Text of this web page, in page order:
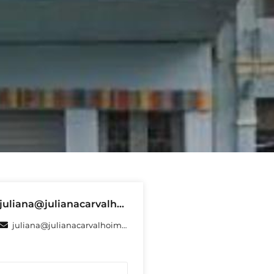
juliana@julianacarvalhoimoveis.com.br
juliana@julianacarvalhoimoveis.com.br